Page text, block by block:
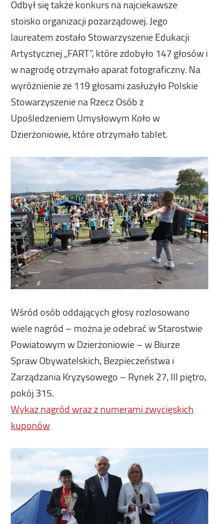
Odbył się także konkurs na najciekawsze
stoisko organizacji pozarządowej. Jego
laureatem zostało Stowarzyszenie Edukacji
Artystycznej „FART”, które zdobyło 147 głosów i
w nagrodę otrzymało aparat fotograficzny. Na
wyróżnienie ze 119 głosami zasłużyło Polskie
Stowarzyszenie na Rzecz Osób z
Upośledzeniem Umysłowym Koło w
Dzierżoniowie, które otrzymało tablet.
Wśród osób oddających głosy rozlosowano
wiele nagród – można je odebrać w Starostwie
Powiatowym w Dzierżoniowie – w Biurze
Spraw Obywatelskich, Bezpieczeństwa i
Zarządzania Kryzysowego – Rynek 27, III piętro,
pokój 315.
Wykaz nagród wraz z numerami zwycięskich
kuponów